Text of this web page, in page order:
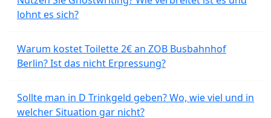
lohnt es sich?
Warum kostet Toilette 2€ an ZOB Busbahnhof
Berlin? Ist das nicht Erpressung?
Sollte man in D Trinkgeld geben? Wo, wie viel und in
welcher Situation gar nicht?